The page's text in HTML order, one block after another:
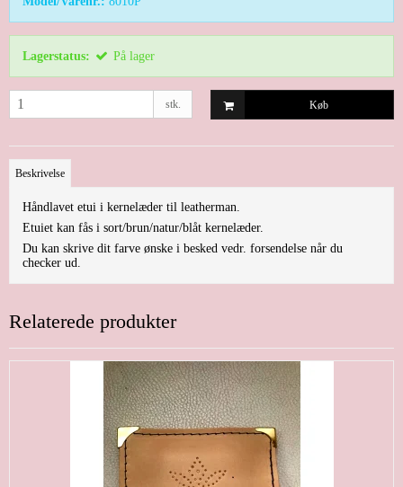
Lagerstatus: På lager
stk. Køb
Beskrivelse
Håndlavet etui i kernelæder til leatherman.
Etuiet kan fås i sort/brun/natur/blåt kernelæder.
Du kan skrive dit farve ønske i besked vedr. forsendelse når du
checker ud.
Relaterede produkter